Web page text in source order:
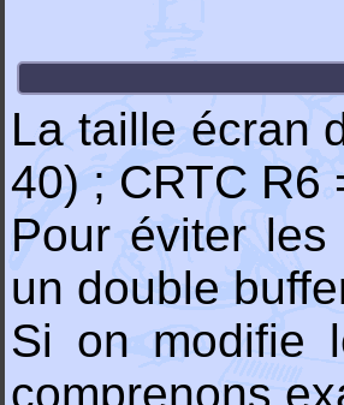
La taille écran
40) ; CRTC R6
Pour éviter
un double
Si on modifie
comprenons